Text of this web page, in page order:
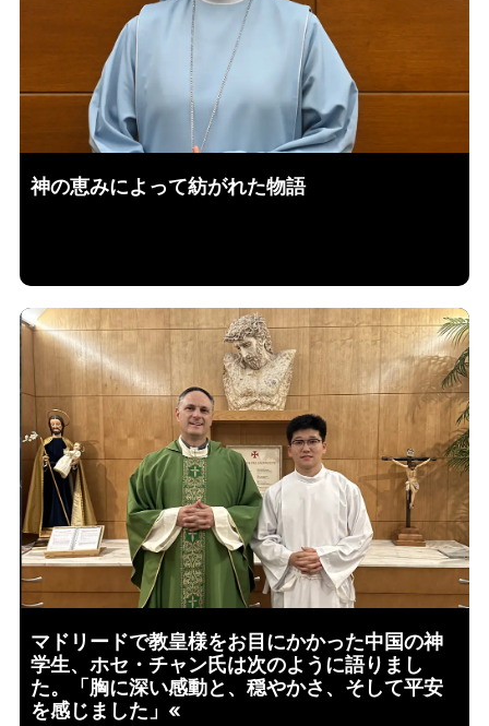
神の恵みによって紡がれた物語
マドリードで教皇様をお目にかかった中国の神
学生、ホセ・チャン氏は次のように語りまし
た。「胸に深い感動と、穏やかさ、そして平安
を感じました」«